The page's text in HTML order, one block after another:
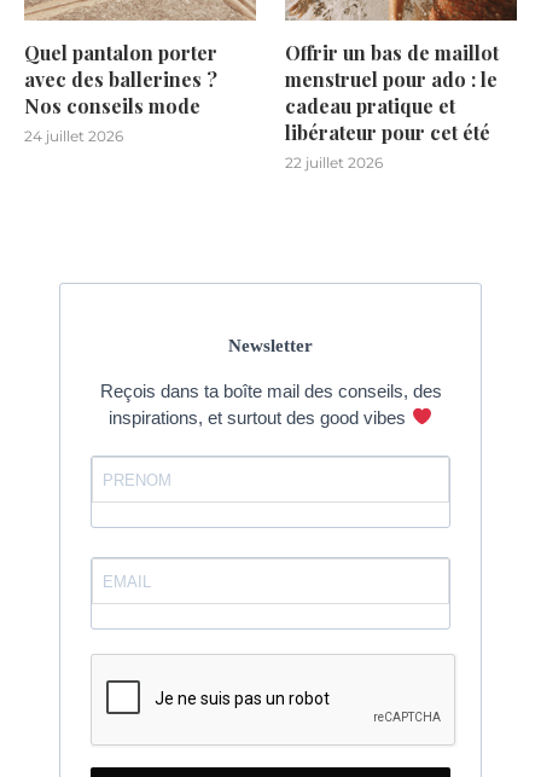
Quel pantalon porter
avec des ballerines ?
Nos conseils mode
24 juillet 2026
Offrir un bas de maillot
menstruel pour ado : le
cadeau pratique et
libérateur pour cet été
22 juillet 2026
Newsletter
Reçois dans ta boîte mail des conseils, des
inspirations, et surtout des good vibes